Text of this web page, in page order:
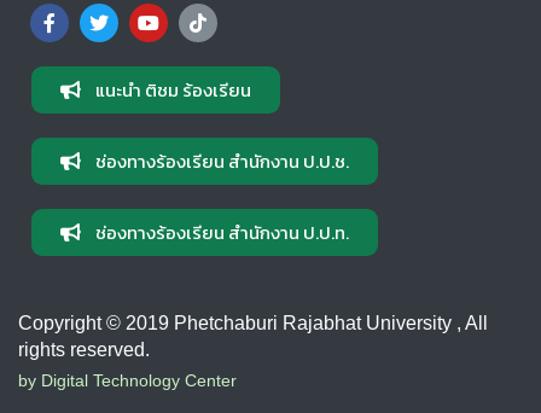
แนะนำ ติชม ร้องเรียน
ช่องทางร้องเรียน สำนักงาน ป.ป.ช.
ช่องทางร้องเรียน สำนักงาน ป.ป.ท.
Copyright © 2019 Phetchaburi Rajabhat University , All
rights reserved.
by Digital Technology Center